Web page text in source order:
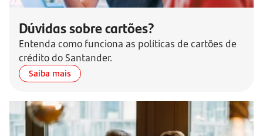
Dúvidas sobre cartões?
Entenda como funciona as políticas de cartões de
crédito do Santander.
Saiba mais